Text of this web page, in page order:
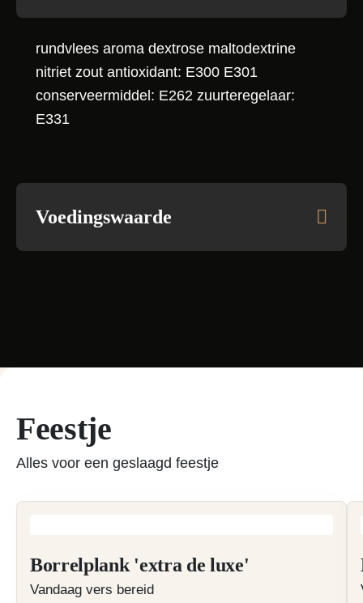
rundvlees aroma dextrose maltodextrine
nitriet zout antioxidant: E300 E301
conserveermiddel: E262 zuurteregelaar:
E331
Voedingswaarde
Feestje
Alles voor een geslaagd feestje
Borrelplank 'extra de luxe'
Vandaag vers bereid